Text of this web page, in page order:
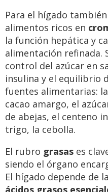
Para el hígado
alimentos ricos en
la función hepática y
alimentación refinada.
control del azúcar en
insulina y el equilibrio
fuentes alimentarias:
cacao amargo, el
de abejas, el centeno
trigo, la cebolla.
El rubro grasas es
siendo el órgano
El hígado depende de